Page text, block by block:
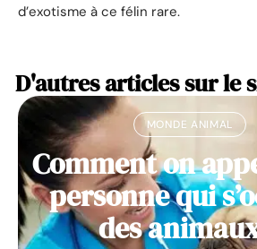
d’exotisme à ce félin rare.
D'autres articles sur le
MONDE ANIMAL
Comment on
personne qui
des